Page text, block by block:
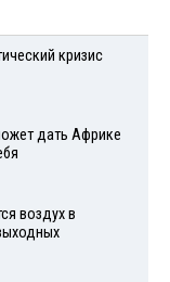
кризис
дать Африке
воздух в